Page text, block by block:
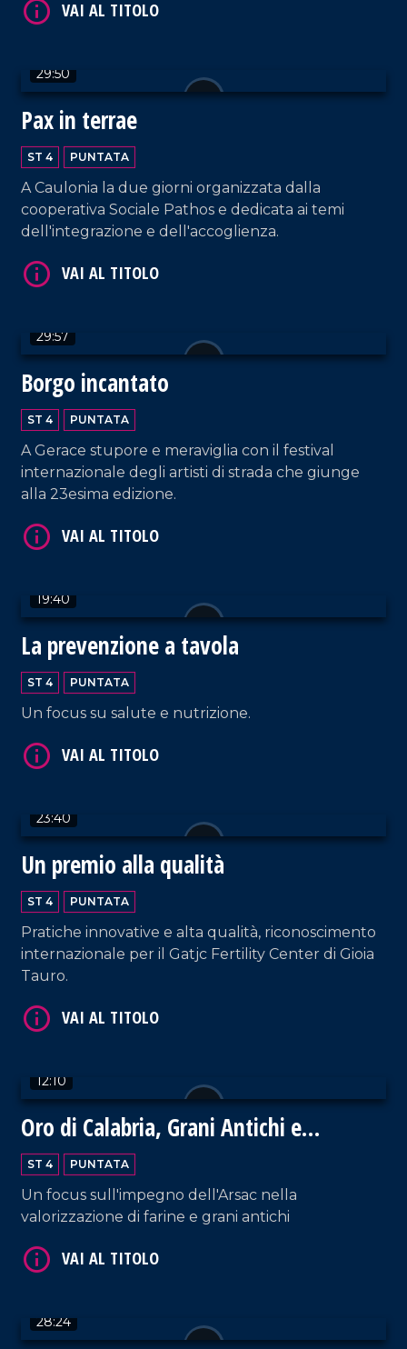
29:50
Pax in terrae
ST 4 PUNTATA
A Caulonia la due giorni organizzata dalla
cooperativa Sociale Pathos e dedicata ai temi
dell'integrazione e dell'accoglienza.
29:57
Borgo incantato
ST 4 PUNTATA
A Gerace stupore e meraviglia con il festival
internazionale degli artisti di strada che giunge
alla 23esima edizione.
19:40
La prevenzione a tavola
ST 4 PUNTATA
Un focus su salute e nutrizione.
23:40
Un premio alla qualità
ST 4 PUNTATA
Pratiche innovative e alta qualità, riconoscimento
internazionale per il Gatjc Fertility Center di Gioia
Tauro.
12:10
Oro di Calabria, Grani Antichi e
Biodiversità
ST 4 PUNTATA
Un focus sull'impegno dell'Arsac nella
valorizzazione di farine e grani antichi
28:24
VAI AL TITOLO
VAI AL TITOLO
VAI AL TITOLO
VAI AL TITOLO
VAI AL TITOLO
VAI AL TITOLO
VAI AL TITOLO